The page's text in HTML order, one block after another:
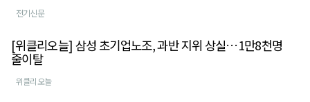
전기신문
[위클리오늘] 삼성 초기업노조, 과반 지위 상실…1만8천명
줄이탈
위클리오늘